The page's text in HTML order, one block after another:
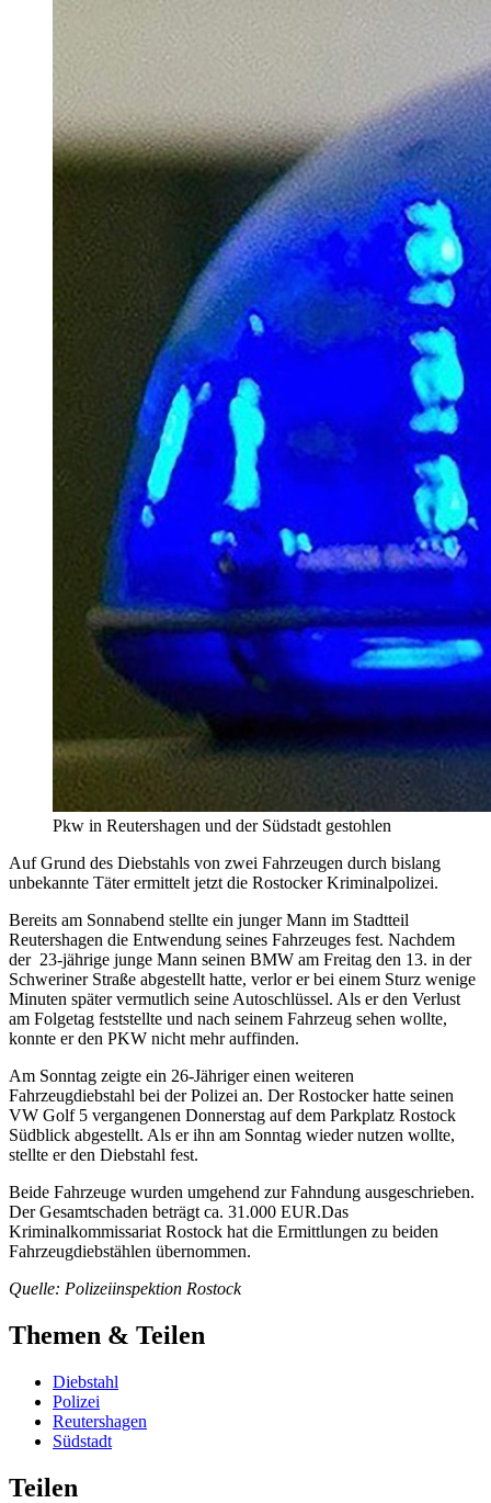
Pkw in Reutershagen und der Südstadt gestohlen
Auf Grund des Diebstahls von zwei Fahrzeugen durch bislang
unbekannte Täter ermittelt jetzt die Rostocker Kriminalpolizei.
Bereits am Sonnabend stellte ein junger Mann im Stadtteil
Reutershagen die Entwendung seines Fahrzeuges fest. Nachdem
der 23-jährige junge Mann seinen BMW am Freitag den 13. in der
Schweriner Straße abgestellt hatte, verlor er bei einem Sturz wenige
Minuten später vermutlich seine Autoschlüssel. Als er den Verlust
am Folgetag feststellte und nach seinem Fahrzeug sehen wollte,
konnte er den PKW nicht mehr auffinden.
Am Sonntag zeigte ein 26-Jähriger einen weiteren
Fahrzeugdiebstahl bei der Polizei an. Der Rostocker hatte seinen
VW Golf 5 vergangenen Donnerstag auf dem Parkplatz Rostock
Südblick abgestellt. Als er ihn am Sonntag wieder nutzen wollte,
stellte er den Diebstahl fest.
Beide Fahrzeuge wurden umgehend zur Fahndung ausgeschrieben.
Der Gesamtschaden beträgt ca. 31.000 EUR.Das
Kriminalkommissariat Rostock hat die Ermittlungen zu beiden
Fahrzeugdiebstählen übernommen.
Quelle: Polizeiinspektion Rostock
Themen & Teilen
Diebstahl
Polizei
Reutershagen
Südstadt
Teilen